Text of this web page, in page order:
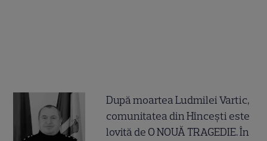
După moartea Ludmilei Vartic,
comunitatea din Hîncești este
lovită de O NOUĂ TRAGEDIE. În